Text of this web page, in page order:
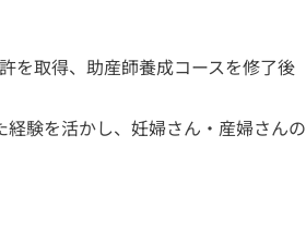
を取得、助産師養成コースを修了後
験を活かし、妊婦さん・産婦さんの